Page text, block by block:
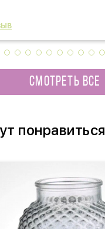
СМОТРЕТЬ ВСЕ
понравиться